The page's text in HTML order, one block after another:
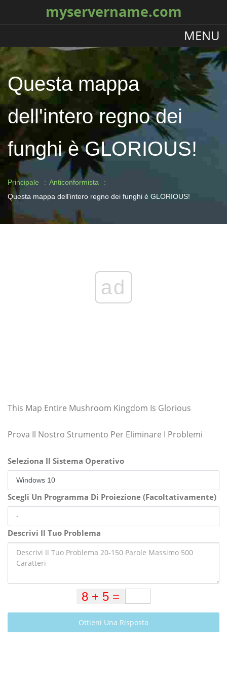
myservername.com
MENU
Questa mappa
dell'intero regno dei
funghi è GLORIOUS!
Principale
Anticonformista
Questa mappa dell'intero regno dei funghi è GLORIOUS!
ad
This Map Entire Mushroom Kingdom Is Glorious
Prova Il Nostro Strumento Per Eliminare I Problemi
Seleziona Il Sistema Operativo
Scegli Un Programma Di Proiezione (Facoltativamente)
Descrivi Il Tuo Problema
Ottieni Una Risposta